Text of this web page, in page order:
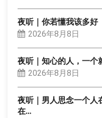
夜听｜你若懂我该多好
2026年8月8日
夜听｜知心的人，一个
2026年8月8日
夜听｜男人思念一个人
在…